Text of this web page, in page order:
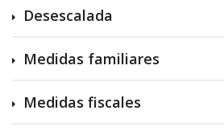
Desescalada
Medidas familiares
Medidas fiscales